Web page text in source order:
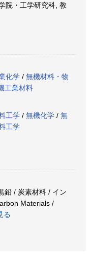
院・工学研究科, 教
化学 / 無機材料・物
工業材料
工学 / 無機化学 / 無
工学
鉛 / 炭素材料 / イン
Materials /
る